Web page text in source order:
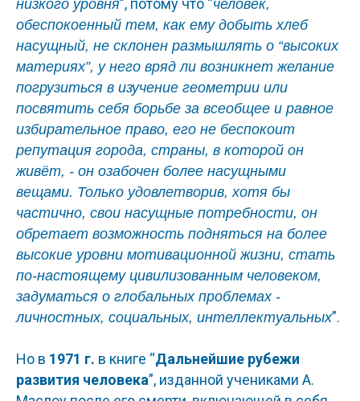
низкого уровня”, потому что “человек,
обеспокоенный тем, как ему добыть хлеб
насущный, не склонен размышлять о “высоких
материях”, у него вряд ли возникнет желание
погрузиться в изучение геометрии или
посвятить себя борьбе за всеобщее и равное
избирательное право, его не беспокоит
репутация города, страны, в которой он
живёт, - он озабочен более насущными
вещами. Только удовлетворив, хотя бы
частично, свои насущные потребности, он
обретает возможность подняться на более
высокие уровни мотивационной жизни, стать
по-настоящему цивилизованным человеком,
задуматься о глобальных проблемах -
личностных, социальных, интеллектуальных”.
Но в 1971 г. в книге “Дальнейшие рубежи
развития человека”, изданной учениками А.